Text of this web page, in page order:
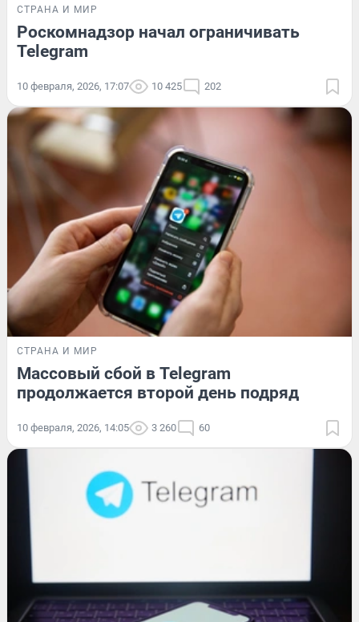
СТРАНА И МИР
Роскомнадзор начал ограничивать
Telegram
10 февраля, 2026, 17:07 10 425 202
СТРАНА И МИР
Массовый сбой в Telegram
продолжается второй день подряд
10 февраля, 2026, 14:05 3 260 60